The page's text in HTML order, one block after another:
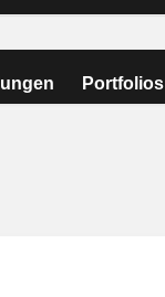
Portfolios